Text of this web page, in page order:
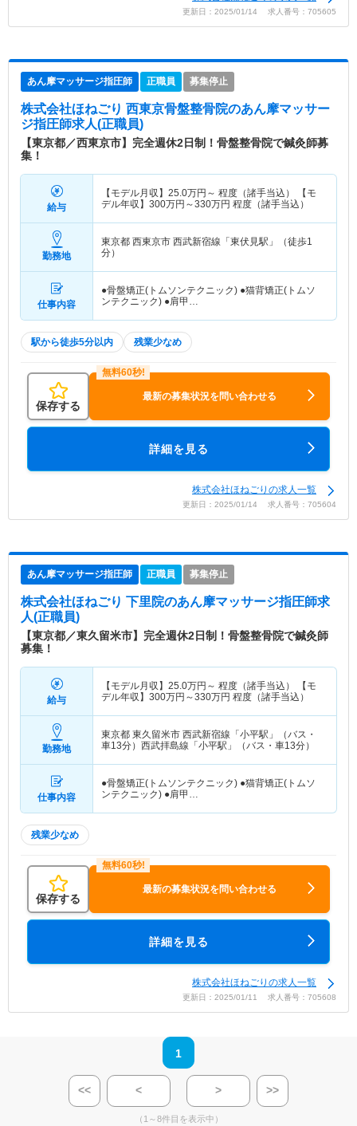
更新日：2025/01/14 求人番号：705605
あん摩マッサージ指圧師 正職員 募集停止
株式会社ほねごり 西東京骨盤整骨院のあん摩マッサー
ジ指圧師求人(正職員)
【東京都／西東京市】完全週休2日制！骨盤整骨院で鍼灸師募
集！
給与
【モデル月収】 25.0万円～ 程度（諸手当込） 【モ
デル年収】 300万円～330万円 程度（諸手当込）
勤務地
東京都 西東京市 西武新宿線「東伏見駅」（徒歩1
分）
仕事内容
●骨盤矯正(トムソンテクニック) ●猫背矯正(トムソ
ンテクニック) ●肩甲…
駅から徒歩5分以内 残業少なめ
保存する
最新の募集状況を問い合わせる
詳細を見る
株式会社ほねごりの求人一覧
更新日：2025/01/14 求人番号：705604
あん摩マッサージ指圧師 正職員 募集停止
株式会社ほねごり 下里院のあん摩マッサージ指圧師求
人(正職員)
【東京都／東久留米市】完全週休2日制！骨盤整骨院で鍼灸師
募集！
給与
【モデル月収】 25.0万円～ 程度（諸手当込） 【モ
デル年収】 300万円～330万円 程度（諸手当込）
勤務地
東京都 東久留米市 西武新宿線「小平駅」（バス・
車13分）西武拝島線「小平駅」（バス・車13分）
仕事内容
●骨盤矯正(トムソンテクニック) ●猫背矯正(トムソ
ンテクニック) ●肩甲…
残業少なめ
保存する
最新の募集状況を問い合わせる
詳細を見る
株式会社ほねごりの求人一覧
更新日：2025/01/11 求人番号：705608
1
<< < > >>
（1～8件目を表示中）